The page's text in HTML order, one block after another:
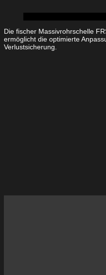
Die fischer Massivrohrschelle
ermöglicht die optimierte
Verlustsicherung.